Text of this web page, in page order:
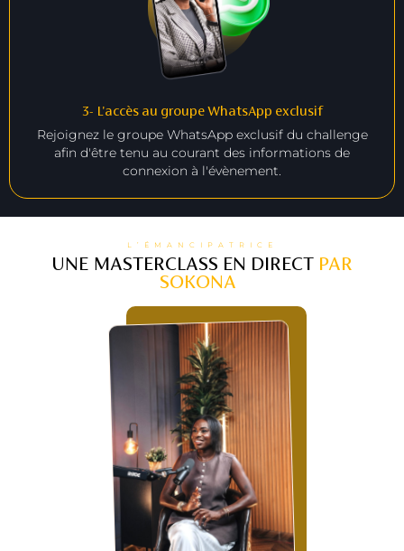
3- L'accès au groupe WhatsApp exclusif
Rejoignez le groupe WhatsApp exclusif du challenge
afin d'être tenu au courant des informations de
connexion à l'évènement.
L’ÉMANCIPATRICE
UNE MASTERCLASS EN DIRECT PAR
SOKONA